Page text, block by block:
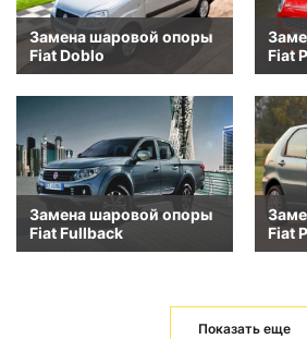
Замена шаровой опоры
Fiat Doblo
Fiat
Замена шаровой опоры
Fiat Fullback
Fiat
Показать еще